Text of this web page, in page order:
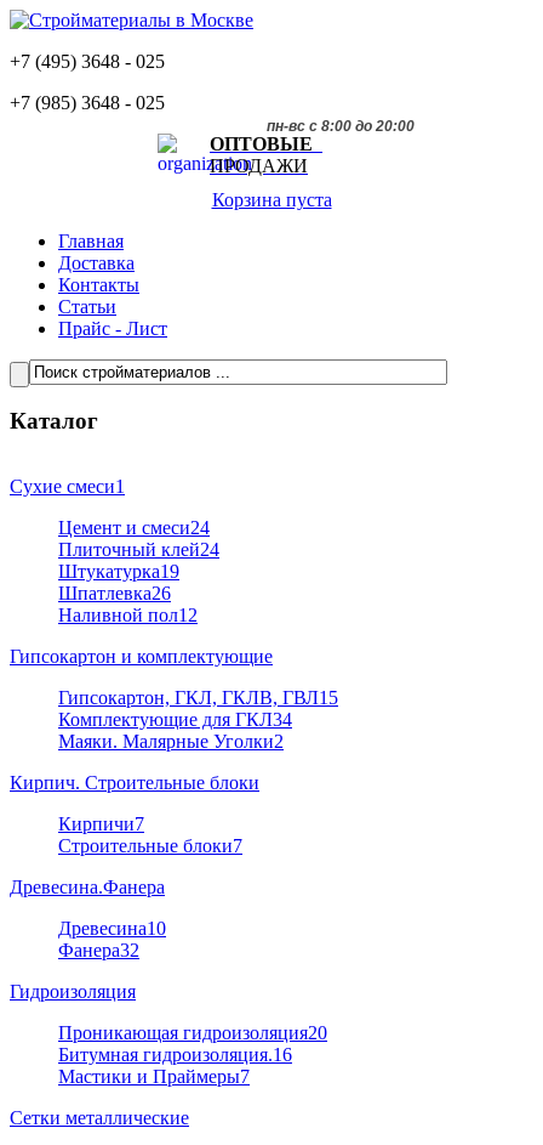
+7 (495) 3648 - 025
+7 (985) 3648 - 025
пн-вс с 8:00 до 20:00
ОПТОВЫЕ
ПРОДАЖИ
Корзина пуста
Главная
Доставка
Контакты
Статьи
Прайс - Лист
Каталог
Сухие смеси1
Цемент и смеси24
Плиточный клей24
Штукатурка19
Шпатлевка26
Наливной пол12
Гипсокартон и комплектующие
Гипсокартон, ГКЛ, ГКЛВ, ГВЛ15
Комплектующие для ГКЛ34
Маяки. Малярные Уголки2
Кирпич. Строительные блоки
Кирпичи7
Строительные блоки7
Древесина.Фанера
Древесина10
Фанера32
Гидроизоляция
Проникающая гидроизоляция20
Битумная гидроизоляция.16
Мастики и Праймеры7
Сетки металлические